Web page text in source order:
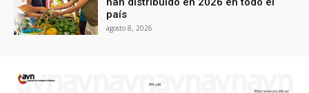
país
agosto 8, 2026